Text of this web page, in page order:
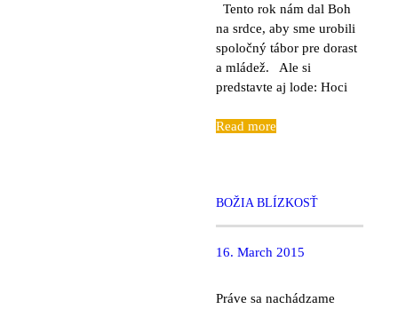
Tento rok nám dal Boh
na srdce, aby sme urobili
spoločný tábor pre dorast
a mládež. Ale si
predstavte aj lode: Hoci
Read more
BOŽIA BLÍZKOSŤ
16. March 2015
Práve sa nachádzame